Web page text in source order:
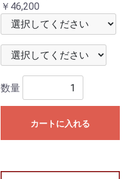
￥46,200
数量
カートに入れる